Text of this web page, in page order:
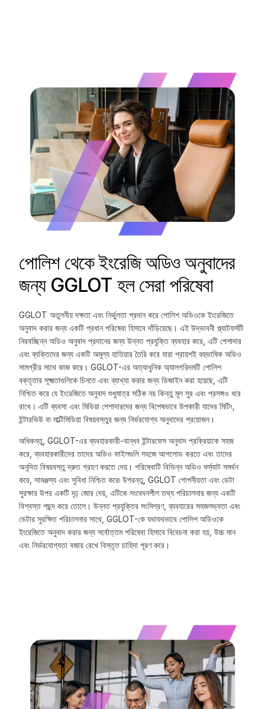
পোলিশ থেকে ইংরেজি অডিও অনুবাদের
জন্য GGLOT হল সেরা পরিষেবা
GGLOT অতুলনীয় দক্ষতা এবং নির্ভুলতা প্রদান করে পোলিশ অডিওকে ইংরেজিতে
অনুবাদ করার জন্য একটি প্রধান পরিষেবা হিসাবে দাঁড়িয়েছে। এই উদ্ভাবনী প্ল্যাটফর্মটি
নিরবচ্ছিন্ন অডিও অনুবাদ প্রদানের জন্য উন্নত প্রযুক্তি ব্যবহার করে, এটি পেশাদার
এবং ব্যক্তিদের জন্য একটি অমূল্য হাতিয়ার তৈরি করে যারা প্রায়শই বহুভাষিক অডিও
সামগ্রীর সাথে কাজ করে। GGLOT-এর অত্যাধুনিক অ্যালগরিদমটি পোলিশ
বক্তৃতার সূক্ষ্মতাগুলিকে চিনতে এবং ব্যাখ্যা করার জন্য ডিজাইন করা হয়েছে, এটি
নিশ্চিত করে যে ইংরেজিতে অনুবাদ শুধুমাত্র সঠিক নয় কিন্তু মূল সুর এবং প্রসঙ্গও ধরে
রাখে। এটি ব্যবসা এবং মিডিয়া পেশাদারদের জন্য বিশেষভাবে উপকারী যাদের মিটিং,
ইন্টারভিউ বা মাল্টিমিডিয়া বিষয়বস্তুর জন্য নির্ভরযোগ্য অনুবাদের প্রয়োজন।
অধিকন্তু, GGLOT-এর ব্যবহারকারী-বান্ধব ইন্টারফেস অনুবাদ প্রক্রিয়াকে সহজ
করে, ব্যবহারকারীদের তাদের অডিও ফাইলগুলি সহজে আপলোড করতে এবং তাদের
অনূদিত বিষয়বস্তু দ্রুত গ্রহণ করতে দেয়। পরিষেবাটি বিভিন্ন অডিও ফর্ম্যাট সমর্থন
করে, সামঞ্জস্য এবং সুবিধা নিশ্চিত করে৷ উপরন্তু, GGLOT গোপনীয়তা এবং ডেটা
সুরক্ষার উপর একটি দৃঢ় জোর দেয়, এটিকে সংবেদনশীল তথ্য পরিচালনার জন্য একটি
বিশ্বস্ত পছন্দ করে তোলে। উন্নত প্রযুক্তির সংমিশ্রণ, ব্যবহারের সহজলভ্যতা এবং
ডেটার সুরক্ষিত পরিচালনার সাথে, GGLOT-কে যথাযথভাবে পোলিশ অডিওকে
ইংরেজিতে অনুবাদ করার জন্য সর্বোত্তম পরিষেবা হিসাবে বিবেচনা করা হয়, উচ্চ মান
এবং নির্ভরযোগ্যতা বজায় রেখে বিস্তৃত চাহিদা পূরণ করে।